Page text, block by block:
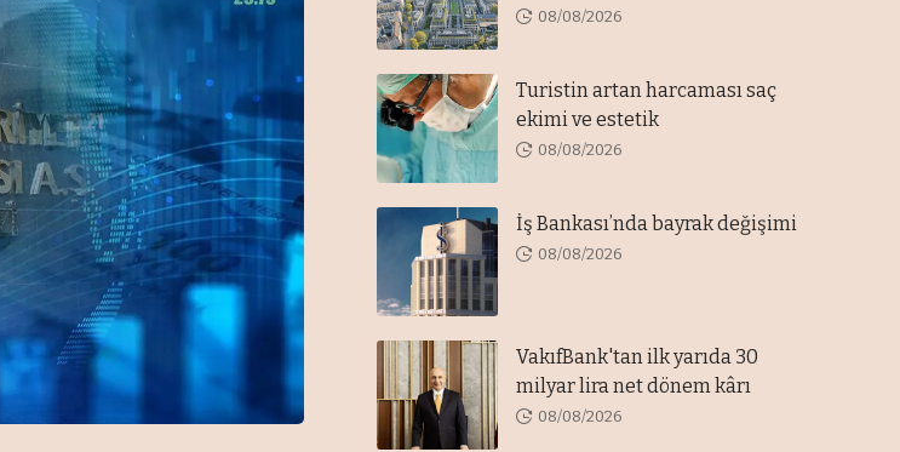
08/08/2026
Turistin artan harcaması saç
ekimi ve estetik
08/08/2026
İş Bankası’nda bayrak değişimi
08/08/2026
VakıfBank'tan ilk yarıda 30
milyar lira net dönem kârı
08/08/2026